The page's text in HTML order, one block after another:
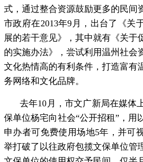
式，通过整合资源鼓励更多的民间
市政府在2013年9月，出台了《关
展的若干意见》，其中就有《关于
的实施办法》，尝试利用温州社会
文化热情高的有利条件，打造富有
务网络和文化品牌。
去年10月，市文广新局在媒体
保单位杨宅向社会“公开招租”，用
申办者可免费使用场地5年，并可
举打破了以往政府包揽文保单位管